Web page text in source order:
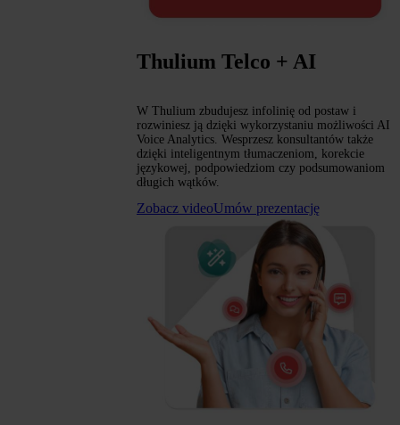
Thulium Telco + AI
W Thulium zbudujesz infolinię od postaw i
rozwiniesz ją dzięki wykorzystaniu możliwości AI
Voice Analytics. Wesprzesz konsultantów także
dzięki inteligentnym tłumaczeniom, korekcie
językowej, podpowiedziom czy podsumowaniom
długich wątków.
Zobacz videoUmów prezentację